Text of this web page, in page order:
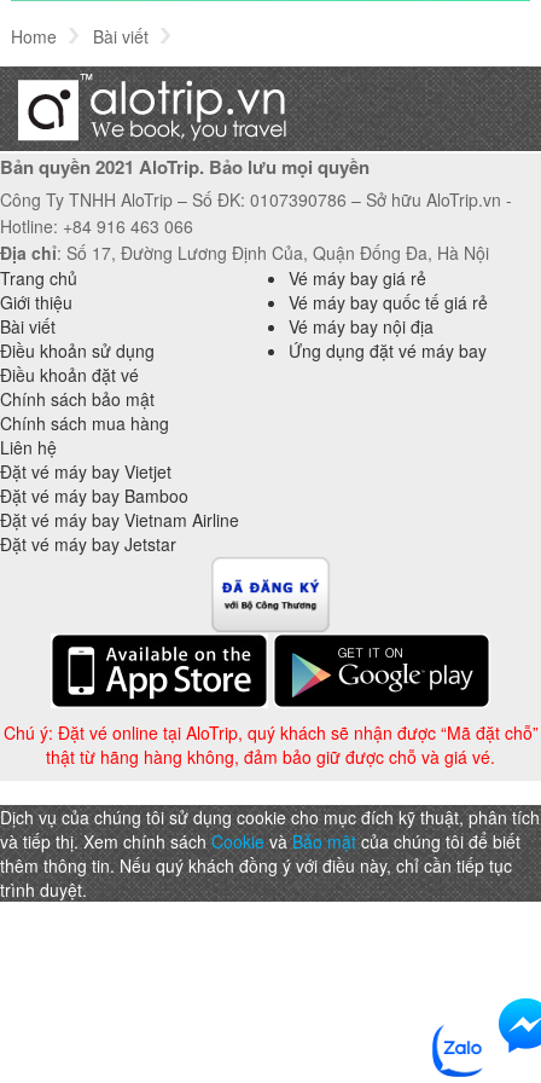
Home Bài viết
Nước tẩy trang Daily Beauty Pure & Deep Make-up Off Cleansing
Bản quyền 2021 AloTrip. Bảo lưu mọi quyền
Công Ty TNHH AloTrip – Số ĐK: 0107390786 – Sở hữu AloTrip.vn -
Hotline: +84 916 463 066
Địa chỉ: Số 17, Đường Lương Định Của, Quận Đống Đa, Hà Nội
Trang chủ
Giới thiệu
Bài viết
Điều khoản sử dụng
Điều khoản đặt vé
Chính sách bảo mật
Chính sách mua hàng
Liên hệ
Vé máy bay giá rẻ
Vé máy bay quốc tế giá rẻ
Vé máy bay nội địa
Ứng dụng đặt vé máy bay
Đặt vé máy bay Vietjet
Đặt vé máy bay Bamboo
Đặt vé máy bay Vietnam Airline
Đặt vé máy bay Jetstar
Chú ý: Đặt vé online tại AloTrip, quý khách sẽ nhận được “Mã đặt chỗ”
thật từ hãng hàng không, đảm bảo giữ được chỗ và giá vé.
Dịch vụ của chúng tôi sử dụng cookie cho mục đích kỹ thuật, phân tích
và tiếp thị. Xem chính sách Cookie và Bảo mậtcủa chúng tôi để biết
thêm thông tin. Nếu quý khách đồng ý với điều này, chỉ cần tiếp tục
trình duyệt.